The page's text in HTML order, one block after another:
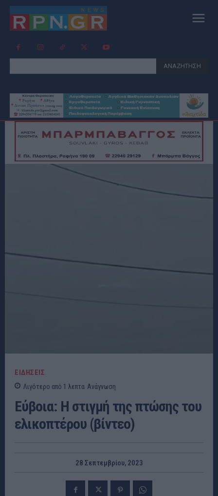
ΑΝΑΖΗΤΗΣΗ
ΕΙΔΗΣΕΙΣ
Λιγότερο από 1 λεπτα Ανάγνωση
Εύβοια: Η στιγμή της πτώσης του
ελικοπτέρου (βίντεο)
28 Σεπτεμβρίου, 2023